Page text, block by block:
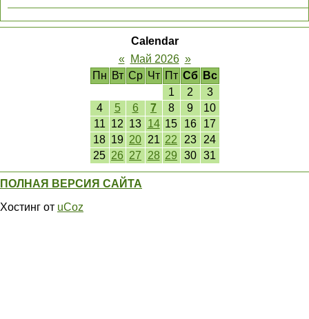
Calendar
«
Май 2026 »
Пн Вт Ср Чт Пт Сб
Вс
1
2
3
4
5 6 7 8 9
10
11 12 13 14 15 16
17
18 19 20 21 22 23
24
25 26 27 28 29 30 31
ПОЛНАЯ ВЕРСИЯ САЙТА
Хостинг от uCoz